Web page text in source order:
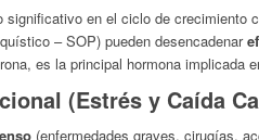
significativo en el ciclo de crecimiento
– SOP) pueden desencadenar
es la principal hormona implicada
(Estrés y Caída
(enfermedades graves, cirugías,